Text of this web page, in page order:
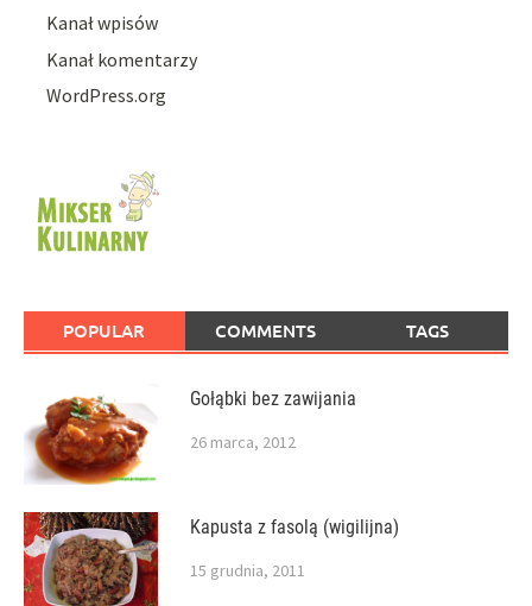
Kanał wpisów
Kanał komentarzy
WordPress.org
POPULAR COMMENTS TAGS
Gołąbki bez zawijania
26 marca, 2012
Kapusta z fasolą (wigilijna)
15 grudnia, 2011